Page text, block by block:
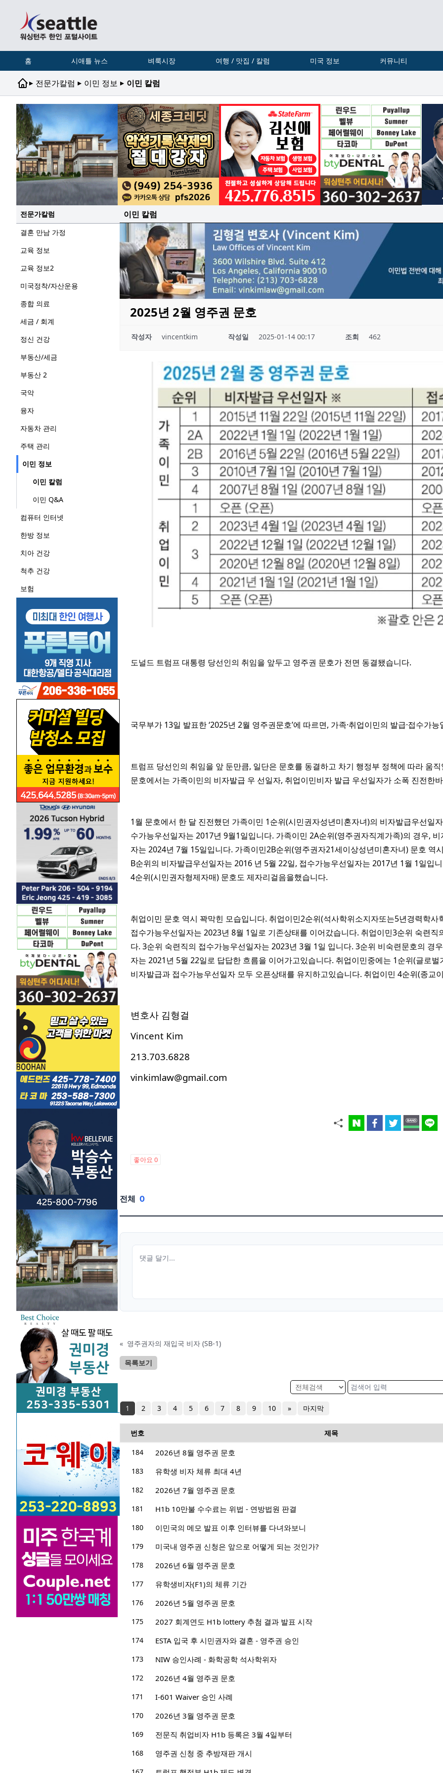
홈 시애틀 뉴스 벼룩시장 여행 / 맛집 / 칼럼 미국 정보 커뮤니티
▸ 전문가칼럼 ▸ 이민 정보 ▸ 이민 칼럼
전문가칼럼
결혼 만남 가정
교육 정보
교육 정보2
미국정착/자산운용
종합 의료
세금 / 회계
정신 건강
부동산/세금
부동산 2
국악
융자
자동차 관리
주택 관리
이민 정보
이민 칼럼
이민 Q&A
컴퓨터 인터넷
한방 정보
치아 건강
척추 건강
보험
이민 칼럼
2025년 2월 영주권 문호
작성자 vincentkim 작성일 2025-01-14 00:17 조회 462
도널드 트럼프 대통령 당선인의 취임을 앞두고 영주권 문호가 전면 동결됐습니다.
국무부가 13일 발표한 ‘2025년 2월 영주권문호’에 따르면, 가족·취업이민의 발급·접수가
트럼프 당선인의 취임을 앞 둔만큼, 일단은 문호를 동결하고 차기 행정부 정책에 따라 움
문호에서는 가족이민의 비자발급 우 선일자, 취업이민비자 발급 우선일자가 소폭 진전한
1월 문호에서 한 달 진전했던 가족이민 1순위(시민권자성년미혼자녀)의 비자발급우선일
수가능우선일자는 2017년 9월1일입니다. 가족이민 2A순위(영주권자직계가족)의 경우,
자는 2024년 7월 15일입니다. 가족이민2B순위(영주권자21세이상성년미혼자녀) 문호 역
B순위의 비자발급우선일자는 2016 년 5월 22일, 접수가능우선일자는 2017년 1월 1일입
4순위(시민권자형제자매) 문호도 제자리걸음을했습니다.
취업이민 문호 역시 꽉막힌 모습입니다. 취업이민2순위(석사학위소지자또는5년경력학
접수가능우선일자는 2023년 8월 1일로 기존상태를 이어갔습니다. 취업이민3순위 숙련
다. 3순위 숙련직의 접수가능우선일자는 2023년 3월 1일 입니다. 3순위 비숙련문호의 경
자는 2021년 5월 22일로 답답한 흐름을 이어가고있습니다. 취업이민중에는 1순위(글로
비자발급과 접수가능우선일자 모두 오픈상태를 유지하고있습니다. 취업이민 4순위(종교
변호사 김형걸
Vincent Kim
213.703.6828
vinkimlaw@gmail.com
좋아요 0
전체 0
« 영주권자의 재입국 비자 (SB-1)
목록보기
1 2 3 4 5 6 7 8 9 10 » 마지막
번호 제목
184 2026년 8월 영주권 문호
183 유학생 비자 체류 최대 4년
182 2026년 7월 영주권 문호
181 H1b 10만불 수수료는 위법 - 연방법원 판결
180 이민국의 메모 발표 이후 인터뷰를 다녀와보니
179 미국내 영주권 신청은 앞으로 어떻게 되는 것인가?
178 2026년 6월 영주권 문호
177 유학생비자(F1)의 체류 기간
176 2026년 5월 영주권 문호
175 2027 회계연도 H1b lottery 추첨 결과 발표 시작
174 ESTA 입국 후 시민권자와 결혼 - 영주권 승인
173 NIW 승인사례 - 화학공학 석사학위자
172 2026년 4월 영주권 문호
171 I-601 Waiver 승인 사례
170 2026년 3월 영주권 문호
169 전문직 취업비자 H1b 등록은 3월 4일부터
168 영주권 신청 중 추방재판 개시